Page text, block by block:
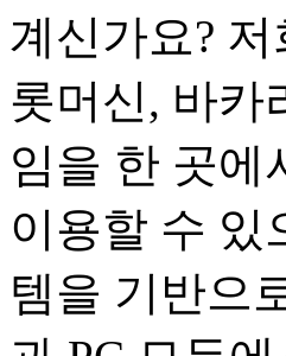
계신가요?
롯머신, 바카
임을 한 곳에
이용할 수 있
템을 기반으